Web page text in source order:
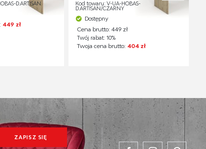
D.ARTISAN
449 zł
Kod towaru: V-UA-HOBAS-
D.ARTISAN/CZARNY
Dostępny
Cena brutto: 449 zł
Twój rabat: 10%
Twoja cena brutto: 404 zł